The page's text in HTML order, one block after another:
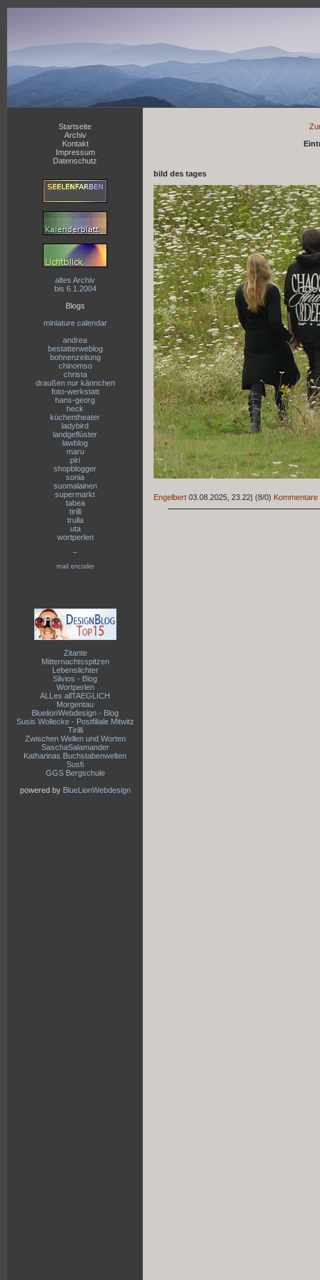
Startseite
Archiv
Kontakt
Impressum
Datenschutz
altes Archiv
bis 6.1.2004
Blogs
miniature calendar
andrea
bestatterweblog
bohnenzeitung
chinomso
christa
draußen nur kännchen
foto-werkstatt
hans-georg
heck
küchentheater
ladybird
landgeflüster
lawblog
maru
piri
shopblogger
sonia
suomalainen
supermarkt
tabea
tirilli
trulla
uta
wortperlen
--
mail encoder
Zitante
Mitternachtsspitzen
Lebenslichter
Silvios - Blog
Wortperlen
ALLes allTAEGLICH
Morgentau
BluelionWebdesign - Blog
Susis Wollecke - Postfiliale Mitwitz
Tirilli
Zwischen Wellen und Worten
SaschaSalamander
Katharinas Buchstabenwelten
Susfi
GGS Bergschule
powered by BlueLionWebdesign
bild des tages
Engelbert 03.08.2025, 23.22| (8/0) Kommentare